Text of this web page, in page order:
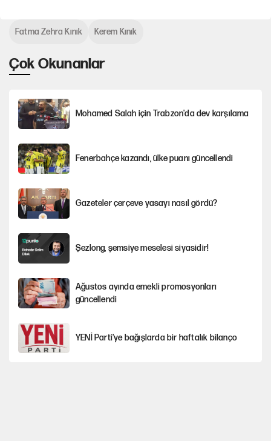
Çok Okunanlar
Mohamed Salah için Trabzon'da dev karşılama
Fenerbahçe kazandı, ülke puanı güncellendi
Gazeteler çerçeve yasayı nasıl gördü?
Şezlong, şemsiye meselesi siyasidir!
Ağustos ayında emekli promosyonları
güncellendi
YENİ Parti'ye bağışlarda bir haftalık bilanço
Fatma Zehra Kınık Kerem Kınık